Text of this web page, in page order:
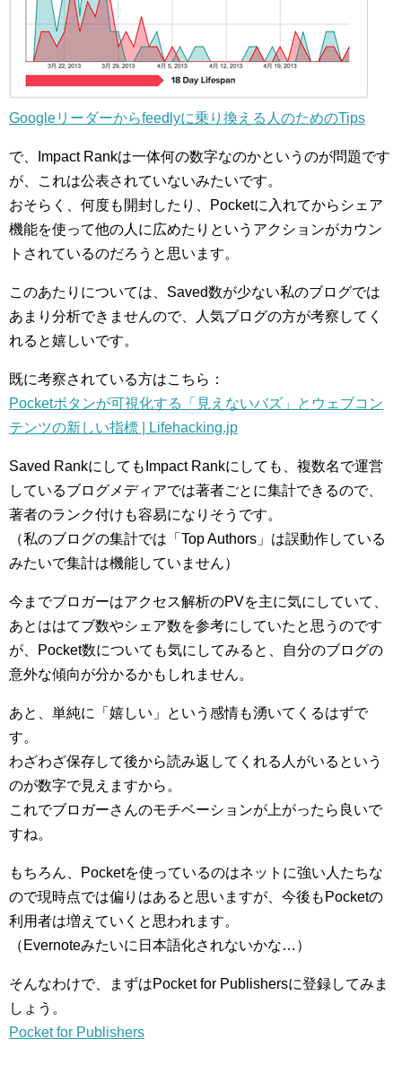
Googleリーダーからfeedlyに乗り換える人のためのTips
で、Impact Rankは一体何の数字なのかというのが問題です
が、これは公表されていないみたいです。
おそらく、何度も開封したり、Pocketに入れてからシェア
機能を使って他の人に広めたりというアクションがカウン
トされているのだろうと思います。
このあたりについては、Saved数が少ない私のブログでは
あまり分析できませんので、人気ブログの方が考察してく
れると嬉しいです。
既に考察されている方はこちら：
Pocketボタンが可視化する「見えないバズ」とウェブコン
テンツの新しい指標 | Lifehacking.jp
Saved RankにしてもImpact Rankにしても、複数名で運営
しているブログメディアでは著者ごとに集計できるので、
著者のランク付けも容易になりそうです。
（私のブログの集計では「Top Authors」は誤動作している
みたいで集計は機能していません）
今までブロガーはアクセス解析のPVを主に気にしていて、
あとははてブ数やシェア数を参考にしていたと思うのです
が、Pocket数についても気にしてみると、自分のブログの
意外な傾向が分かるかもしれません。
あと、単純に「嬉しい」という感情も湧いてくるはずで
す。
わざわざ保存して後から読み返してくれる人がいるという
のが数字で見えますから。
これでブロガーさんのモチベーションが上がったら良いで
すね。
もちろん、Pocketを使っているのはネットに強い人たちな
ので現時点では偏りはあると思いますが、今後もPocketの
利用者は増えていくと思われます。
（Evernoteみたいに日本語化されないかな…）
そんなわけで、まずはPocket for Publishersに登録してみま
しょう。
Pocket for Publishers